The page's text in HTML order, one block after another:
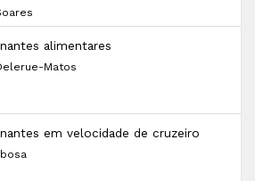
alimentares
Matos
em velocidade de cruzeiro